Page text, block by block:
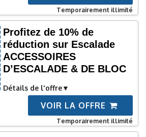
Temporairement illimité
Profitez de 10% de
réduction sur Escalade
ACCESSOIRES
D’ESCALADE & DE BLOC
Détails de l'offre
VOIR LA OFFRE
Temporairement illimité